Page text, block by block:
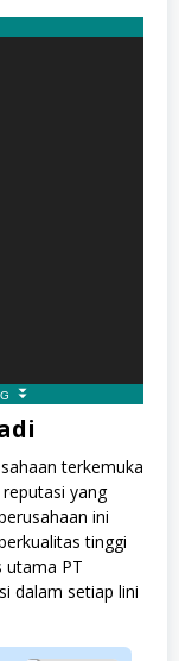
terkemuka
yang
ini
tinggi
utama PT
dalam setiap lini